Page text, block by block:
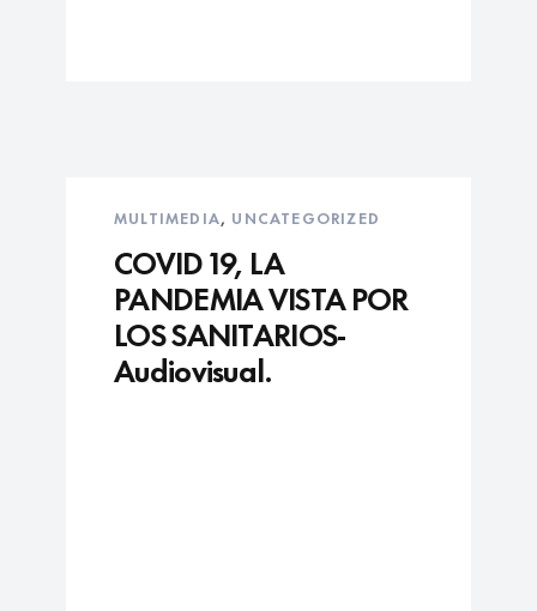
MULTIMEDIA, UNCATEGORIZED
COVID 19, LA
PANDEMIA VISTA POR
LOS SANITARIOS-
Audiovisual.